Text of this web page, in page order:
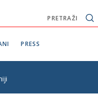
PRETRAŽI
PRESS